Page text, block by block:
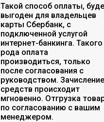
Такой способ оплаты,
выгоден для владельцев
карты Сбербанк, с
подключенной услугой
интернет-банкинга. Такого
рода оплата
производиться, только
после согласования с
руководством. Зачисление
средств происходит
мгновенно. Отгрузка
по согласованию с вашим
менеджером.